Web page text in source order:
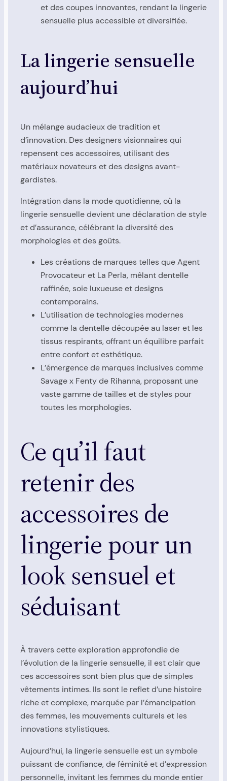
et des coupes innovantes, rendant la lingerie
sensuelle plus accessible et diversifiée.
La lingerie sensuelle
aujourd’hui
Un mélange audacieux de tradition et
d’innovation. Des designers visionnaires qui
repensent ces accessoires, utilisant des
matériaux novateurs et des designs avant-
gardistes.
Intégration dans la mode quotidienne, où la
lingerie sensuelle devient une déclaration de style
et d’assurance, célébrant la diversité des
morphologies et des goûts.
Les créations de marques telles que Agent
Provocateur et La Perla, mêlant dentelle
raffinée, soie luxueuse et designs
contemporains.
L’utilisation de technologies modernes
comme la dentelle découpée au laser et les
tissus respirants, offrant un équilibre parfait
entre confort et esthétique.
L’émergence de marques inclusives comme
Savage x Fenty de Rihanna, proposant une
vaste gamme de tailles et de styles pour
toutes les morphologies.
Ce qu’il faut
retenir des
accessoires de
lingerie pour un
look sensuel et
séduisant
À travers cette exploration approfondie de
l’évolution de la lingerie sensuelle, il est clair que
ces accessoires sont bien plus que de simples
vêtements intimes. Ils sont le reflet d’une histoire
riche et complexe, marquée par l’émancipation
des femmes, les mouvements culturels et les
innovations stylistiques.
Aujourd’hui, la lingerie sensuelle est un symbole
puissant de confiance, de féminité et d’expression
personnelle, invitant les femmes du monde entier